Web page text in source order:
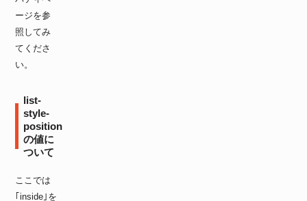
ージを参
照してみ
てくださ
い。
list-
style-
position
の値に
ついて
ここでは
｢inside｣を